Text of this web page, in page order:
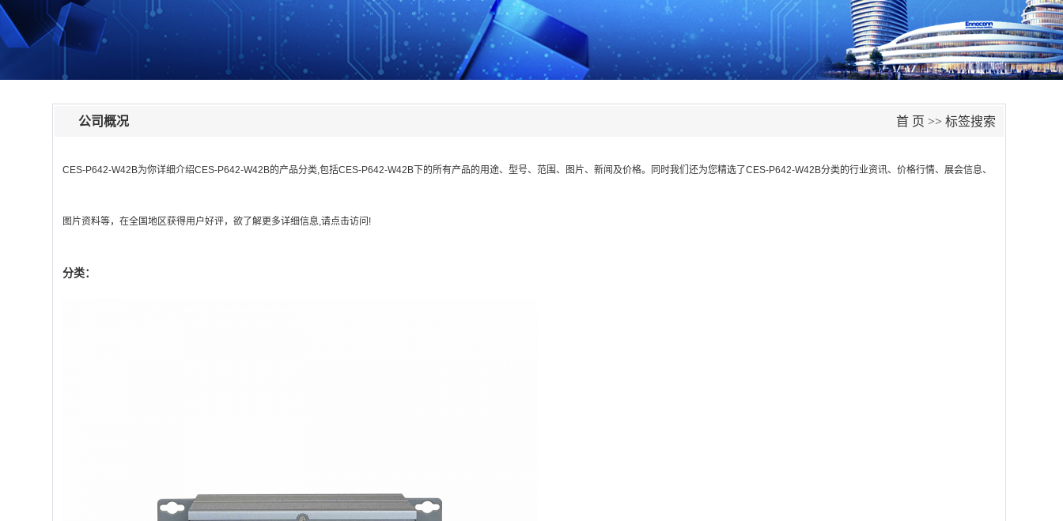
公司概况 首 页 >> 标签搜索
CES-P642-W42B为你详细介绍CES-P642-W42B的产品分类,包括CES-P642-W42B 下的所有产品的用途、型号、范围、图片、新闻及价格。同时我们还为您精选了CES-P642-W42B分类的行业资讯、价格行情、展会信息、
图片资料等，在全国地区获得用户好评，欲了解更多详细信息,请点击访问!
分类：